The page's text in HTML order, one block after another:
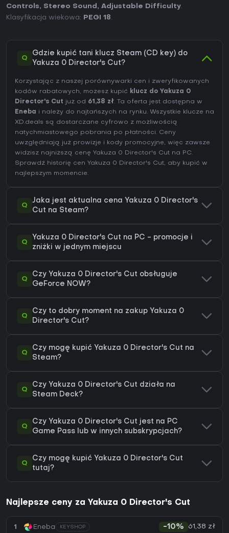
Controls, Stereo Sound , Adjustable Difficulty.
Klasyfikacja wiekowa:
PEGI 18.
Q
Gdzie kupić tani klucz Steam (CD key) do
Yakuza 0 Director's Cut?
Korzystając z naszej porównywarki cen i zweryfikowanych
kodów rabatowych, możesz kupić klucz do Yakuza 0
Director's Cut już od 61,38 zł. Ta oferta jest dostępna w
Eneba
i należy do najtańszych na rynku. Wszystkie klucze na
XD.deals są dostarczane cyfrowo z możliwością
natychmiastowego pobrania po płatności. Ceny
uwzględniają już prowizje i kody promocyjne, więc zawsze
widzisz najniższą cenę Yakuza 0 Director's Cut na PC.
Sprawdź historię cen Yakuza 0 Director's Cut, aby kupić w
najlepszym momencie.
Q
Jaka jest aktualna cena Yakuza 0 Director's
Cut na Steam?
Q
Yakuza 0 Director's Cut na PC - promocje i
zniżki w jednym miejscu
Q
Czy Yakuza 0 Director's Cut obsługuje
GeForce NOW?
Q
Czy to dobry moment na zakup Yakuza 0
Director's Cut?
Q
Czy mogę kupić Yakuza 0 Director's Cut na
Steam?
Q
Czy Yakuza 0 Director's Cut działa na
Steam Deck?
Q
Czy Yakuza 0 Director's Cut jest na PC
Game Pass lub w innych subskrypcjach?
Q
Czy mogę kupić Yakuza 0 Director's Cut
tutaj?
Najlepsze ceny za Yakuza 0 Director's Cut
1 Eneba KEYSHOP -10% 61,38 zł